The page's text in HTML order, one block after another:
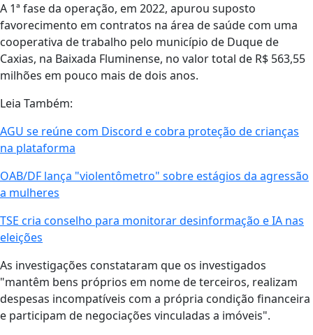
A 1ª fase da operação, em 2022, apurou suposto
favorecimento em contratos na área de saúde com uma
cooperativa de trabalho pelo município de Duque de
Caxias, na Baixada Fluminense, no valor total de R$ 563,55
milhões em pouco mais de dois anos.
Leia Também:
AGU se reúne com Discord e cobra proteção de crianças
na plataforma
OAB/DF lança "violentômetro" sobre estágios da agressão
a mulheres
TSE cria conselho para monitorar desinformação e IA nas
eleições
As investigações constataram que os investigados
"mantêm bens próprios em nome de terceiros, realizam
despesas incompatíveis com a própria condição financeira
e participam de negociações vinculadas a imóveis".